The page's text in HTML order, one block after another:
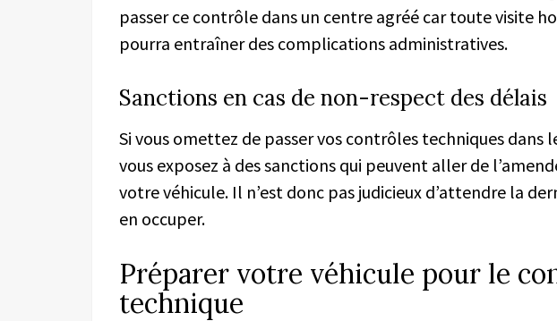
passer ce contrôle dans un centre agréé car toute visite
pourra entraîner des complications administratives.
Sanctions en cas de non-respect des délais
Si vous omettez de passer vos contrôles techniques dans
vous exposez à des sanctions qui peuvent aller de
votre véhicule. Il n’est donc pas judicieux d’attendre la
en occuper.
Préparer votre véhicule pour le
technique